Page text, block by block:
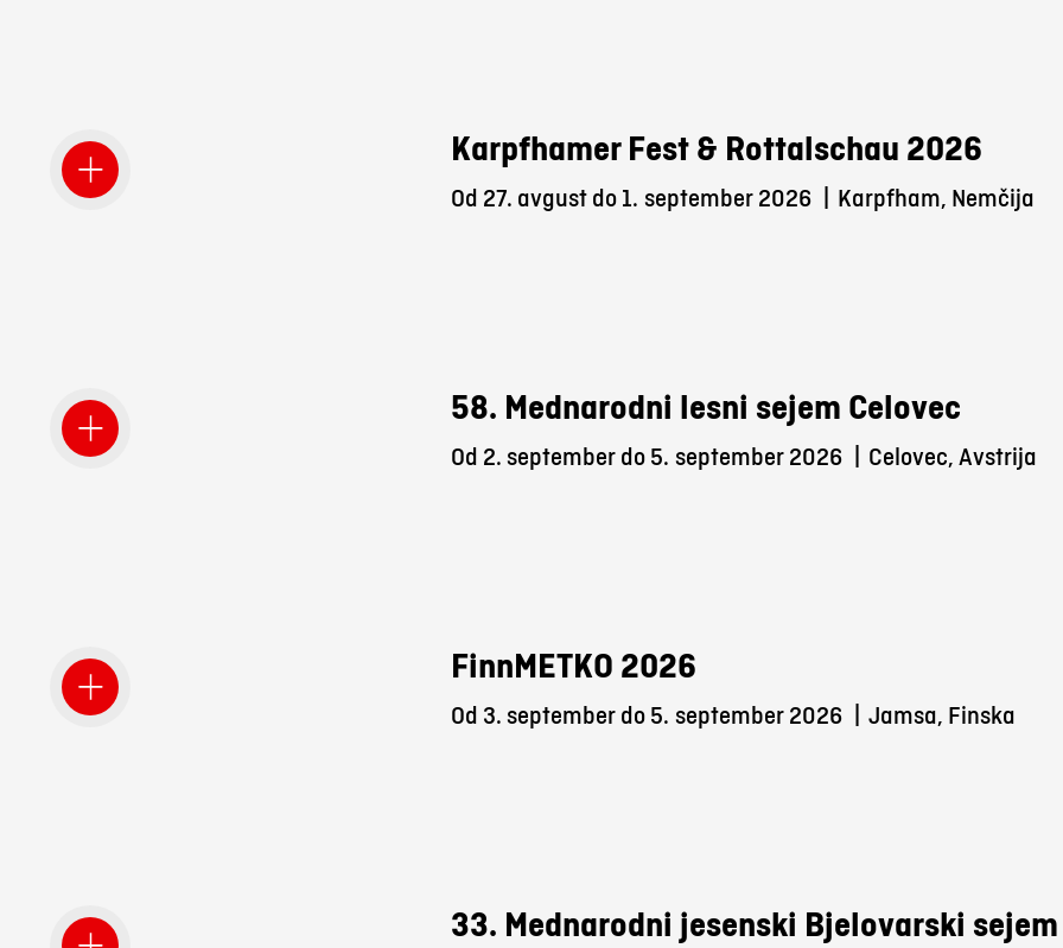
Karpfhamer Fest & Rottalschau 2026
Od 27. avgust do 1. september 2026 Karpfham, Nemčija
58. Mednarodni lesni sejem Celovec
Od 2. september do 5. september 2026 Celovec, Avstrija
FinnMETKO 2026
Od 3. september do 5. september 2026 Jamsa, Finska
33. Mednarodni jesenski Bjelovarski sejem